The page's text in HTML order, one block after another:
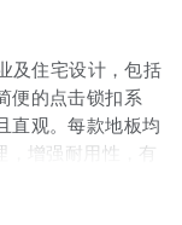
及住宅设计，包括
便的点击锁扣系
直观。每款地板均
增强耐用性，有
专为高强度使用